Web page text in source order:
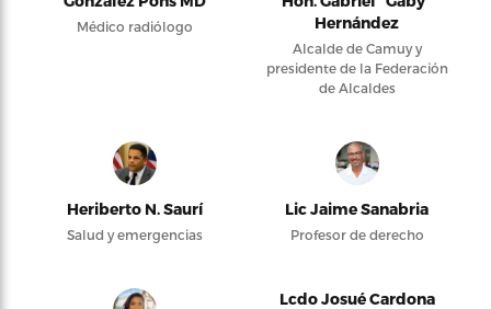
Médico radiólogo
Hernández
Alcalde de Camuy y
presidente de la Federación
de Alcaldes
Heriberto N. Saurí
Salud y emergencias
Lic Jaime Sanabria
Profesor de derecho
Lcdo Josué Cardona